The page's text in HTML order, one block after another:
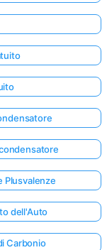
Plusvalenze
dell'Auto
Carbonio